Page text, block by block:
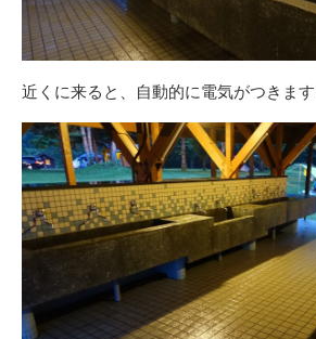
近くに来ると、自動的に電気がつきます